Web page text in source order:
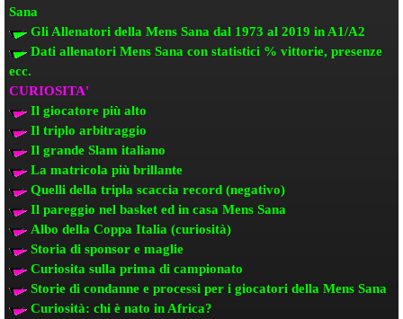
Sana
Gli Allenatori della Mens Sana dal 1973 al 2019 in A1/A2
Dati allenatori Mens Sana con statistici % vittorie, presenze
ecc.
CURIOSITA'
Il giocatore più alto
Il triplo arbitraggio
Il grande Slam italiano
La matricola più brillante
Quelli della tripla scaccia record (negativo)
Il pareggio nel basket ed in casa Mens Sana
Albo della Coppa Italia (curiosità)
Storia di sponsor e maglie
Curiosita sulla prima di campionato
Storie di condanne e processi per i giocatori della Mens Sana
Curiosità: chi è nato in Africa?